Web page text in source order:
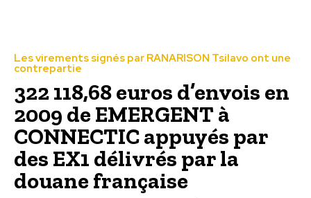
Les virements signés par RANARISON Tsilavo ont une
contrepartie
322 118,68 euros d’envois en
2009 de EMERGENT à
CONNECTIC appuyés par
des EX1 délivrés par la
douane française